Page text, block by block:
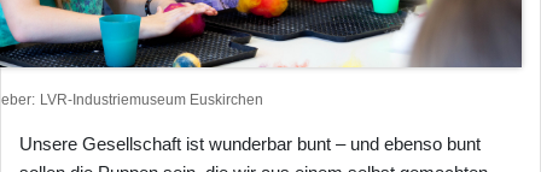
LVR-Industriemuseum Euskirchen
Unsere Gesellschaft ist wunderbar bunt – und ebenso bunt